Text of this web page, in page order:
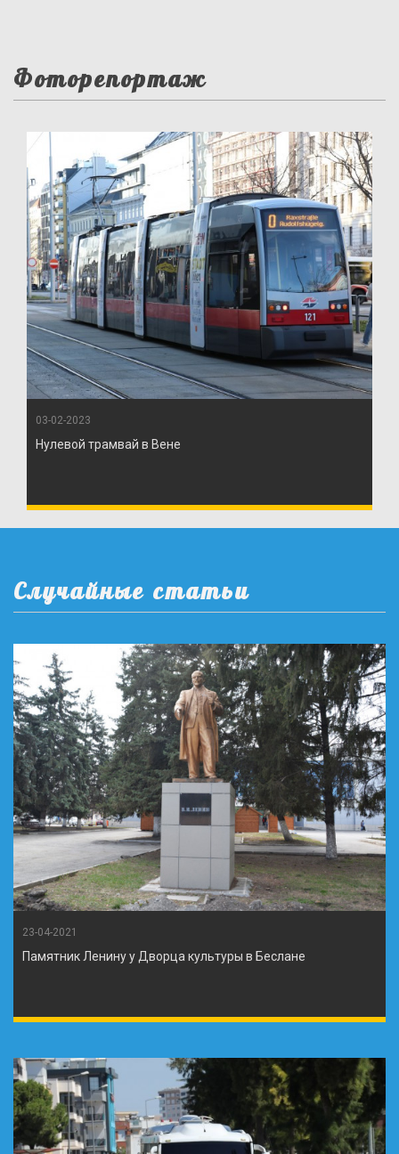
Фоторепортаж
03-02-2023
Нулевой трамвай в Вене
Случайные статьи
23-04-2021
Памятник Ленину у Дворца культуры в Беслане